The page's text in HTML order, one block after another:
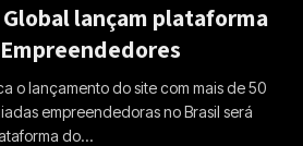
Global lançam plataforma
o lançamento do site com mais de 50
empreendedoras no Brasil será
do…